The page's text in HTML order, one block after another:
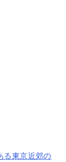
る東京近郊の